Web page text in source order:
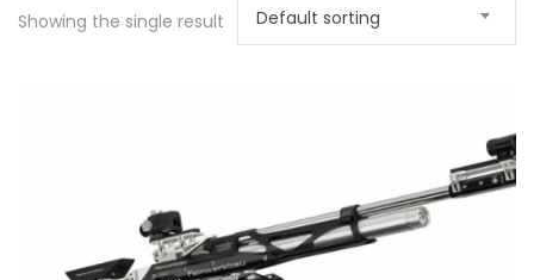
Showing the single result Default sorting